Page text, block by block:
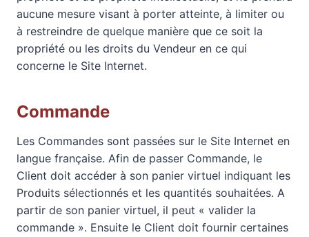
aucune mesure visant à porter atteinte, à limiter ou
à restreindre de quelque manière que ce soit la
propriété ou les droits du Vendeur en ce qui
concerne le Site Internet.
Commande
Les Commandes sont passées sur le Site Internet en
langue française. Afin de passer Commande, le
Client doit accéder à son panier virtuel indiquant les
Produits sélectionnés et les quantités souhaitées. A
partir de son panier virtuel, il peut « valider la
commande ». Ensuite le Client doit fournir certaines